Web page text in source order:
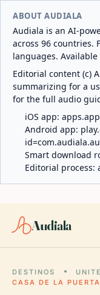
ABOUT AUDIALA
Audiala is an AI-
across 96 countries.
languages.
Editorial content (c)
summarizing for a
for the full audio
iOS app:
Android app:
Smart download
Editorial process:
Audiala
DESTINOS
CASA DE LA